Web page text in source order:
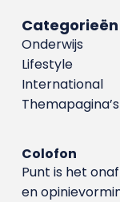
Categorieën
Onderwijs
Lifestyle
International
Themapagina’s
Colofon
Punt is het
en